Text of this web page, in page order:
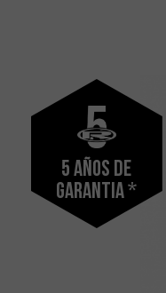
5 años de
garantia *